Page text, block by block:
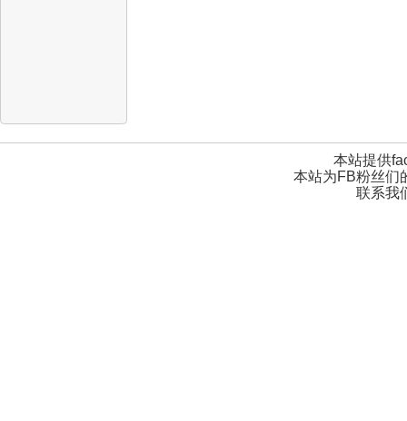
本站提供
本站为FB粉丝们
联系我